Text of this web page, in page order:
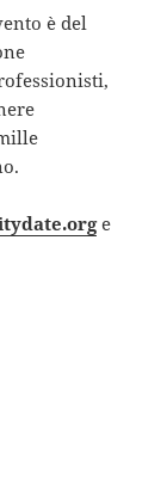
è del
e